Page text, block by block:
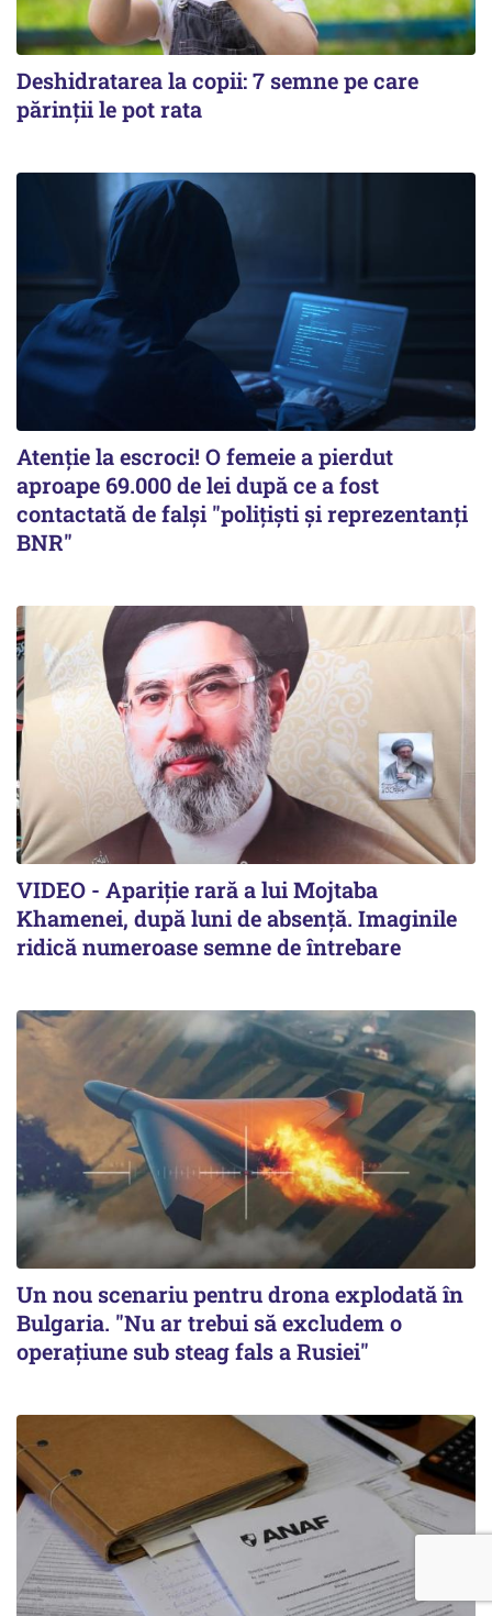
Deshidratarea la copii: 7 semne pe care
părinții le pot rata
Atenție la escroci! O femeie a pierdut
aproape 69.000 de lei după ce a fost
contactată de falși "polițiști și reprezentanți
BNR"
VIDEO - Apariție rară a lui Mojtaba
Khamenei, după luni de absență. Imaginile
ridică numeroase semne de întrebare
Un nou scenariu pentru drona explodată în
Bulgaria. "Nu ar trebui să excludem o
operațiune sub steag fals a Rusiei"